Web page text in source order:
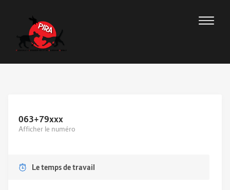
063+79xxx
Afficher le numéro
Le temps de travail